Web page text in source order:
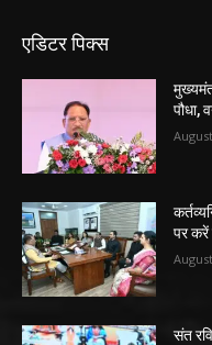
एडिटर पिक्स
पौधा,
पर करें
संत